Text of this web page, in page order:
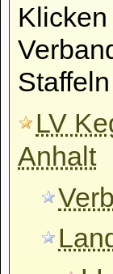
LV
Anhalt